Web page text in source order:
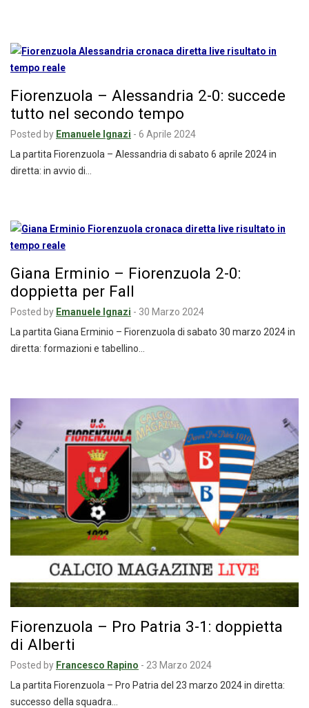
Fiorenzuola – Alessandria 2-0: succede
tutto nel secondo tempo
Posted by Emanuele Ignazi - 6 Aprile 2024
La partita Fiorenzuola – Alessandria di sabato 6 aprile 2024 in
diretta: in avvio di…
Giana Erminio – Fiorenzuola 2-0:
doppietta per Fall
Posted by Emanuele Ignazi - 30 Marzo 2024
La partita Giana Erminio – Fiorenzuola di sabato 30 marzo 2024 in
diretta: formazioni e tabellino…
Fiorenzuola – Pro Patria 3-1: doppietta
di Alberti
Posted by Francesco Rapino - 23 Marzo 2024
La partita Fiorenzuola – Pro Patria del 23 marzo 2024 in diretta:
successo della squadra…